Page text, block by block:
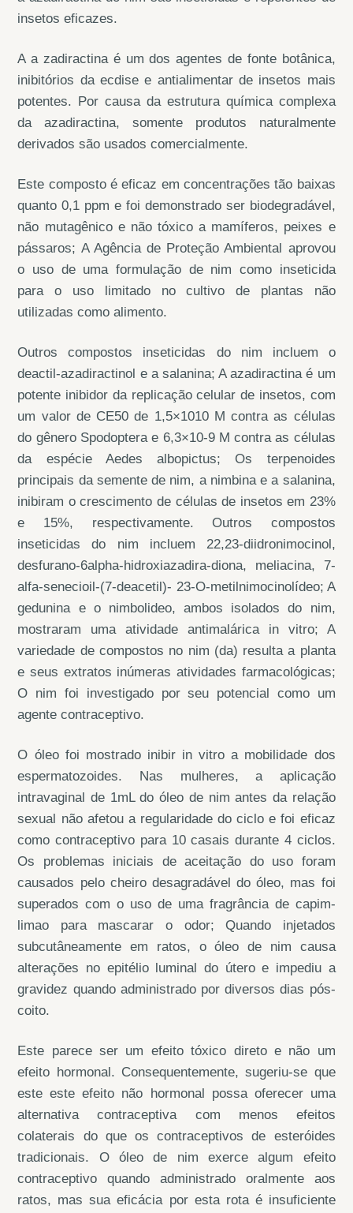
insetos eficazes.
A a zadiractina é um dos agentes de fonte botânica,
inibitórios da ecdise e antialimentar de insetos mais
potentes. Por causa da estrutura química complexa
da azadiractina, somente produtos naturalmente
derivados são usados comercialmente.
Este composto é eficaz em concentrações tão baixas
quanto 0,1 ppm e foi demonstrado ser biodegradável,
não mutagênico e não tóxico a mamíferos, peixes e
pássaros; A Agência de Proteção Ambiental aprovou
o uso de uma formulação de nim como inseticida
para o uso limitado no cultivo de plantas não
utilizadas como alimento.
Outros compostos inseticidas do nim incluem o
deactil-azadiractinol e a salanina; A azadiractina é um
potente inibidor da replicação celular de insetos, com
um valor de CE50 de 1,5×1010 M contra as células
do gênero Spodoptera e 6,3×10-9 M contra as células
da espécie Aedes albopictus; Os terpenoides
principais da semente de nim, a nimbina e a salanina,
inibiram o crescimento de células de insetos em 23%
e 15%, respectivamente. Outros compostos
inseticidas do nim incluem 22,23-diidronimocinol,
desfurano-6alpha-hidroxiazadira-diona, meliacina, 7-
alfa-senecioil-(7-deacetil)- 23-O-metilnimocinolídeo; A
gedunina e o nimbolideo, ambos isolados do nim,
mostraram uma atividade antimalárica in vitro; A
variedade de compostos no nim (da) resulta a planta
e seus extratos inúmeras atividades farmacológicas;
O nim foi investigado por seu potencial como um
agente contraceptivo.
O óleo foi mostrado inibir in vitro a mobilidade dos
espermatozoides. Nas mulheres, a aplicação
intravaginal de 1mL do óleo de nim antes da relação
sexual não afetou a regularidade do ciclo e foi eficaz
como contraceptivo para 10 casais durante 4 ciclos.
Os problemas iniciais de aceitação do uso foram
causados pelo cheiro desagradável do óleo, mas foi
superados com o uso de uma fragrância de capim-
limao para mascarar o odor; Quando injetados
subcutâneamente em ratos, o óleo de nim causa
alterações no epitélio luminal do útero e impediu a
gravidez quando administrado por diversos dias pós-
coito.
Este parece ser um efeito tóxico direto e não um
efeito hormonal. Consequentemente, sugeriu-se que
este este efeito não hormonal possa oferecer uma
alternativa contraceptiva com menos efeitos
colaterais do que os contraceptivos de esteróides
tradicionais. O óleo de nim exerce algum efeito
contraceptivo quando administrado oralmente aos
ratos, mas sua eficácia por esta rota é insuficiente